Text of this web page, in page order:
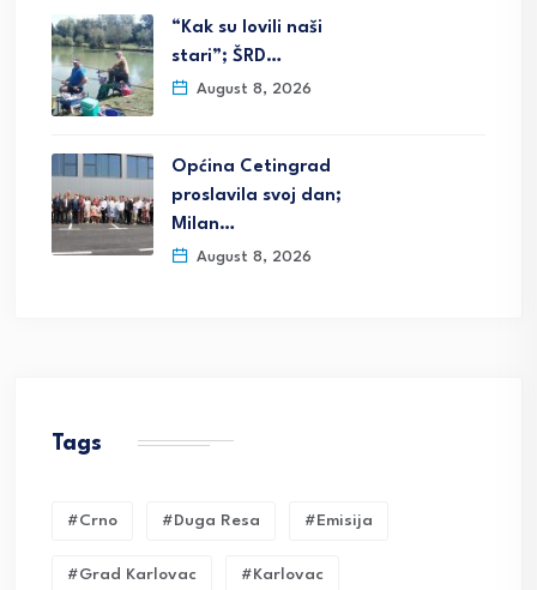
“Kak su lovili naši
stari”; ŠRD…
August 8, 2026
Općina Cetingrad
proslavila svoj dan;
Milan…
August 8, 2026
Tags
#crno #duga Resa #emisija
#grad Karlovac #karlovac